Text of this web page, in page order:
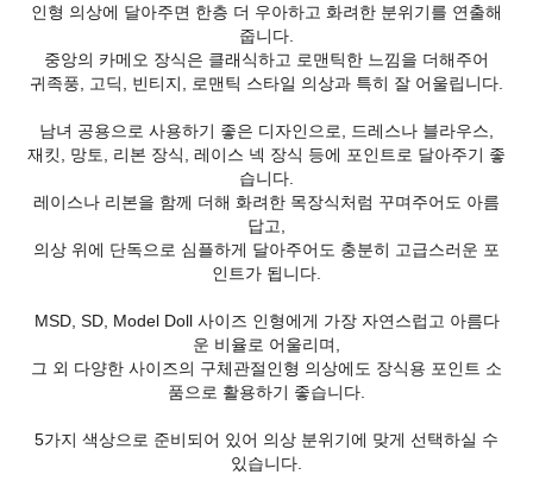
인형 의상에 달아주면 한층 더 우아하고 화려한 분위기를 연출해
줍니다.
중앙의 카메오 장식은 클래식하고 로맨틱한 느낌을 더해주어
귀족풍, 고딕, 빈티지, 로맨틱 스타일 의상과 특히 잘 어울립니다.
남녀 공용으로 사용하기 좋은 디자인으로, 드레스나 블라우스,
재킷, 망토, 리본 장식, 레이스 넥 장식 등에 포인트로 달아주기 좋
습니다.
레이스나 리본을 함께 더해 화려한 목장식처럼 꾸며주어도 아름
답고,
의상 위에 단독으로 심플하게 달아주어도 충분히 고급스러운 포
인트가 됩니다.
MSD, SD, Model Doll 사이즈 인형에게 가장 자연스럽고 아름다
운 비율로 어울리며,
그 외 다양한 사이즈의 구체관절인형 의상에도 장식용 포인트 소
품으로 활용하기 좋습니다.
5가지 색상으로 준비되어 있어 의상 분위기에 맞게 선택하실 수
있습니다.